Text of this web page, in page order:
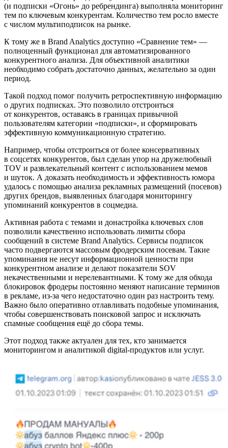
(и подписки «Огонь» до ребрендинга) выполняла мониторинг
тем по ключевым конкурентам. Количество тем росло вместе
с числом мультиподписок на рынке.
К тому же в Brand Analytics доступно «Сравнение тем» —
полноценный функционал для автоматизированного
конкурентного анализа. Для объективной аналитики
необходимо собрать достаточно данных, желательно за один
период.
Такой подход помог получить ретроспективную информацию
о других подписках. Это позволило отстроиться
от конкурентов, оставаясь в границах привычной
пользователям категории «подписки», и сформировать
эффективную коммуникационную стратегию.
Например, чтобы отстроиться от более консервативных
в соцсетях конкурентов, был сделан упор на дружелюбный
TOV и развлекательный контент с использованием мемов
и шуток. А доказать необходимость и эффективность юмора
удалось с помощью анализа рекламных размещений (посевов)
других брендов, выявленных благодаря мониторингу
упоминаний конкурентов в соцмедиа.
Активная работа с темами и донастройка ключевых слов
позволили качественно использовать лимиты сбора
сообщений в системе Brand Analytics. Сервисы подписок
часто подвергаются массовым фродерским посевам. Такие
упоминания не несут информационной ценности при
конкурентном анализе и делают показатели SOV
некачественными и нерелевантными. К тому же для обхода
блокировок фродеры постоянно меняют написание терминов
в рекламе, из-за чего недостаточно один раз настроить тему.
Важно было оперативно отлавливать подобные упоминания,
чтобы совершенствовать поисковой запрос и исключать
спамные сообщения ещё до сбора темы.
Этот подход также актуален для тех, кто занимается
мониторингом и аналитикой digital-продуктов или услуг.